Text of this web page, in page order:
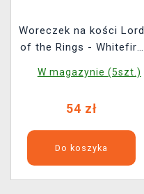
Woreczek na kości Lord
of the Rings - Whitefire
W magazynie (5szt.)
54 zł
Do koszyka